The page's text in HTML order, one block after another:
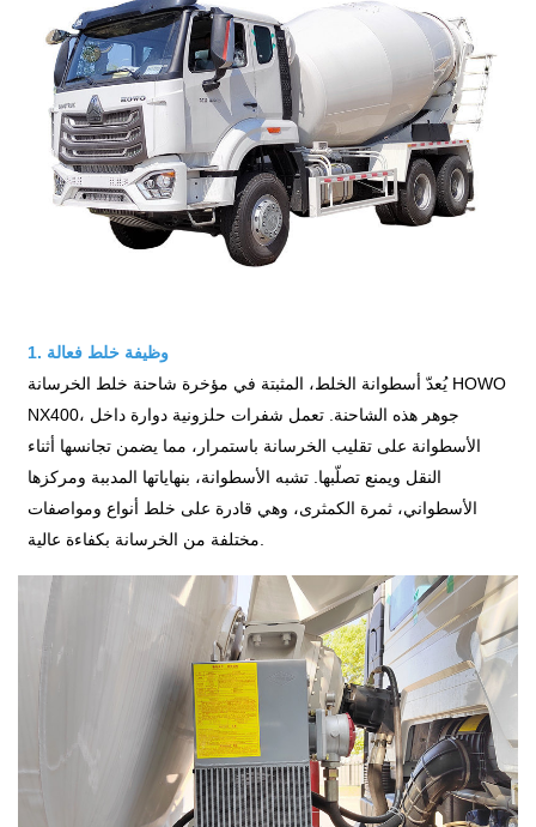
1. وظيفة خلط فعالة
يُعدّ أسطوانة الخلط، المثبتة في مؤخرة شاحنة خلط الخرسانة HOWO
NX400، جوهر هذه الشاحنة. تعمل شفرات حلزونية دوارة داخل
الأسطوانة على تقليب الخرسانة باستمرار، مما يضمن تجانسها أثناء
النقل ويمنع تصلّبها. تشبه الأسطوانة، بنهاياتها المدببة ومركزها
الأسطواني، ثمرة الكمثرى، وهي قادرة على خلط أنواع ومواصفات
مختلفة من الخرسانة بكفاءة عالية.